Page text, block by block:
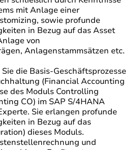
mit Anlage einer
sowie profunde
in Bezug auf das Asset
von
Anlagenstammsätzen etc.
die Basis-Geschäftsprozesse
(Financial Accounting
des Moduls Controlling
CO) im SAP S/4HANA
Sie erlangen profunde
in Bezug auf das
dieses Moduls.
und